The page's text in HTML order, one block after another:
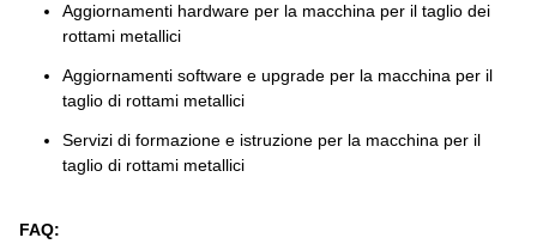
Aggiornamenti hardware per la macchina per il taglio dei
rottami metallici
Aggiornamenti software e upgrade per la macchina per il
taglio di rottami metallici
Servizi di formazione e istruzione per la macchina per il
taglio di rottami metallici
FAQ: